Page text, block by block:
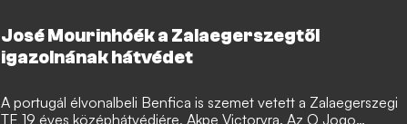
José Mourinhóék a Zalaegerszegtől
igazolnának hátvédet
A portugál élvonalbeli Benfica is szemet vetett a Zalaegerszegi
TE 19 éves középhátvédjére, Akpe Victoryra. Az O Jogo